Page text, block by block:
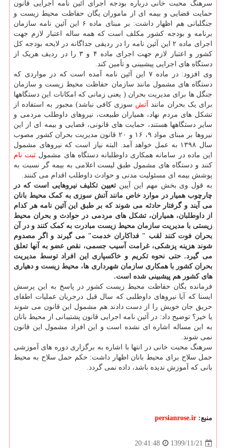
سرهنگ محبت خانی درباره بودجه اجرای آئین نامه اجرایی قانون
حمایت قضایی و بیمه ای از ماموران یگان حفاظت محیط زیست و
جنگلبانی هم اظهار داشت: بر مبنای ماده ۶ این آئین نامه سازمان
برنامه و بودجه کشور مکلف است که همه ساله اعتبار لازم جهت
اجرای ماده ۲ این آئین نامه را در ردیفی جداگانه در لایحه بودجه کل
کشور و اعتبار لازم جهت اجرای ماده ۴ و ۳ را در ردیف هریک از
دستگاه های اجرایی پیشبینی و تأمین کند.
وی افزود: در ماده ۷ این آئین نامه آمده است که در مواردی که
دستگاه های مشمول مانند سازمان حفاظت محیط زیست و سازمان
جنگل ها برای مدیریت بحران ( یعنی زمانی که امکانات این دستگاهها
برای یک بحران مانند آتش سوزی کافی نباشد) مجبور به استفاده از
تشکل های مردم نهاد، همیاران طبیعت، نیروهای داوطلب مردمی و
سایر دستگاهها هستند، حمایت های قانونی، قضایی و بیمه ای از این
نیروها بر مبنای مواد ۹، ۱۶ و ۲۰ قانون مدیریت بحران کشور مصوب
سال ۱۳۹۸ به عمل خواهد آمد. البته نیاز است که نیروهای مشمول
این ماده در سامانه همکاری داوطلبانه دستگاه های مشمول ثبت نام
کنند و دستگاه های مشمول طبق لیست اعلامی به بیمه گر نسبت به
پوشش بیمه ای مسئولیت مدنی و حوادث داوطلب اقدام می کننند.
به قول وی بخش مهم این آیین تعیین تکلیف نیروهایی است که در
چارچوب همیار در موارد خاص مانند آتش سوزی به کمک محیط بانان
می آیند و گرفتار حادثه می شوند که بر طبق این آئین نامه هر کدام
از داوطلبان، همیاران، تشکل های مردمی در حوادث و بحران محیط
زیستی با مدیریت سازمان محیط زیست مبادرت به کمک کنند و در آن
بحران فوت کنند لقب " فداکاران خدمت" می گیرند و اگر مصدوم
شوند هزینه پزشکی، غرامت آسیب جسمی، نقص عضو به آنها تعلق
می گیرد. حتی نحوه تکریم و خاکسپاری این افراد توسط مدیریت
بحران کشور با همکاری سازمان شهرداری ها، محیط زیست و دهیاری
های کشور هم پیشبینی شده است.
فرمانده یگان حفاظت محیط زیست کشور در پاسخ به این پرسش
ایسنا که آیا نیروهای داوطلبی که سال قبل درجریان عملیات اطفای
حریق جان خویش را از دست دادند هم مشمول این قانون می شوند
یا خیر؟ توضیح داد: در آئین نامه اجرایی قانون پشتیبانی از محیط بانان
به این مساله اشاره ای نشده است و این افراد مشمول این قانون
نمی شوند.
سرهنگ محبت خانی در انتها با اشاره به برگزاری دوره های آموزشی
حمل سلاح برای محیط بانان اظهار داشت: حکم حمل سلاح به محیط
بانی که آموزش ندیده باشد، داده نمی گردد.
منبع: persianrose.ir
1399/11/21
20:41:48